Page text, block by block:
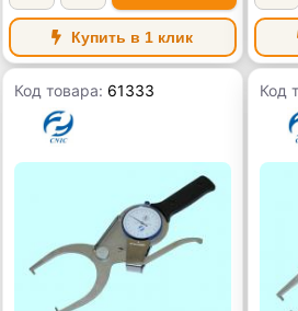
Купить в 1 клик
Код товара: 61333 Код